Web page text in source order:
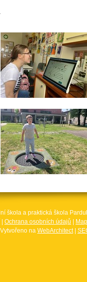
škola a praktická škola
Ochrana osobních údajů
Vytvořeno na WebArchitect|